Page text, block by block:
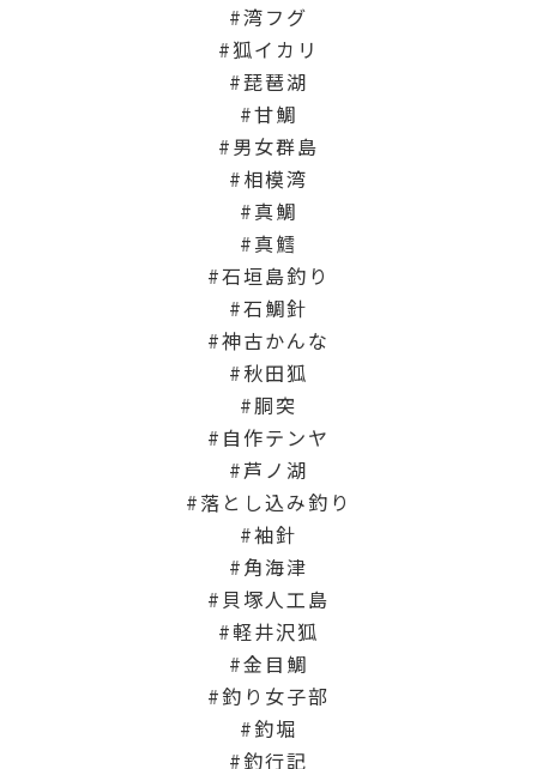
湾フグ
狐イカリ
琵琶湖
甘鯛
男女群島
相模湾
真鯛
真鱈
石垣島釣り
石鯛針
神古かんな
秋田狐
胴突
自作テンヤ
芦ノ湖
落とし込み釣り
袖針
角海津
貝塚人工島
軽井沢狐
金目鯛
釣り女子部
釣堀
釣行記